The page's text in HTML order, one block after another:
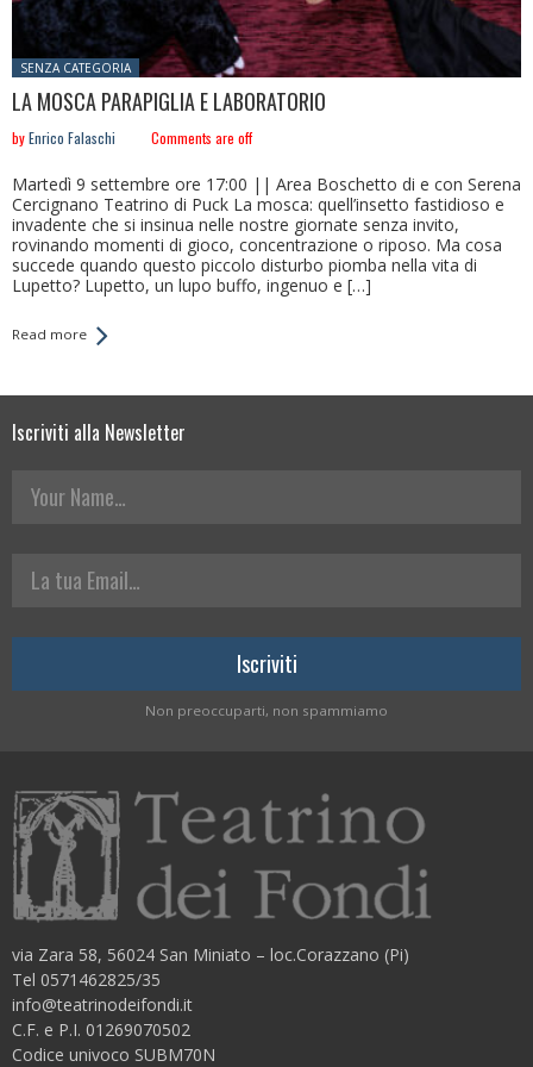
Posted in:
SENZA CATEGORIA
LA MOSCA PARAPIGLIA E LABORATORIO
byEnrico Falaschi Comments are off
Martedì 9 settembre ore 17:00 || Area Boschetto di e con Serena
Cercignano Teatrino di Puck La mosca: quell’insetto fastidioso e
invadente che si insinua nelle nostre giornate senza invito,
rovinando momenti di gioco, concentrazione o riposo. Ma cosa
succede quando questo piccolo disturbo piomba nella vita di
Lupetto? Lupetto, un lupo buffo, ingenuo e […]
Read more
Iscriviti alla Newsletter
Your Name
La tua Email
Non preoccuparti, non spammiamo
via Zara 58, 56024 San Miniato – loc.Corazzano (Pi)
Tel 0571462825/35
info@teatrinodeifondi.it
C.F. e P.I. 01269070502
Codice univoco SUBM70N